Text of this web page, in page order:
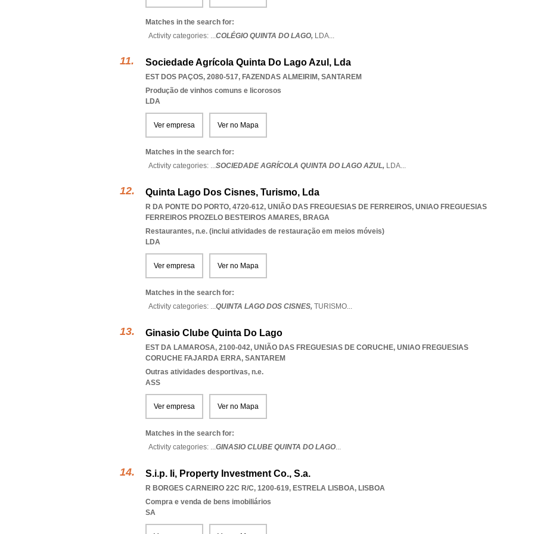
Matches in the search for:
Activity categories: ...COLÉGIO QUINTA DO LAGO, LDA...
Sociedade Agrícola Quinta Do Lago Azul, Lda
EST DOS PAÇOS, 2080-517, FAZENDAS ALMEIRIM, SANTAREM
Produção de vinhos comuns e licorosos
LDA
Ver empresa Ver no Mapa
Matches in the search for:
Activity categories: ...SOCIEDADE AGRÍCOLA QUINTA DO LAGO AZUL, LDA...
Quinta Lago Dos Cisnes, Turismo, Lda
R DA PONTE DO PORTO, 4720-612, UNIÃO DAS FREGUESIAS DE FERREIROS, UNIAO FREGUESIAS
FERREIROS PROZELO BESTEIROS AMARES, BRAGA
Restaurantes, n.e. (inclui atividades de restauração em meios móveis)
LDA
Ver empresa Ver no Mapa
Matches in the search for:
Activity categories: ...QUINTA LAGO DOS CISNES, TURISMO...
Ginasio Clube Quinta Do Lago
EST DA LAMAROSA, 2100-042, UNIÃO DAS FREGUESIAS DE CORUCHE, UNIAO FREGUESIAS
CORUCHE FAJARDA ERRA, SANTAREM
Outras atividades desportivas, n.e.
ASS
Ver empresa Ver no Mapa
Matches in the search for:
Activity categories: ...GINASIO CLUBE QUINTA DO LAGO...
S.i.p. Ii, Property Investment Co., S.a.
R BORGES CARNEIRO 22C R/C, 1200-619, ESTRELA LISBOA, LISBOA
Compra e venda de bens imobiliários
SA